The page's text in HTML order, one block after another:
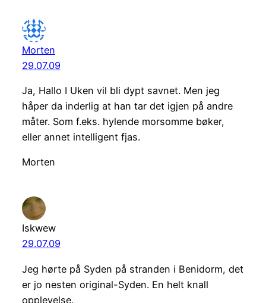
Morten
29.07.09
Ja, Hallo I Uken vil bli dypt savnet. Men jeg
håper da inderlig at han tar det igjen på andre
måter. Som f.eks. hylende morsomme bøker,
eller annet intelligent fjas.
Morten
Iskwew
29.07.09
Jeg hørte på Syden på stranden i Benidorm, det
er jo nesten original-Syden. En helt knall
opplevelse.